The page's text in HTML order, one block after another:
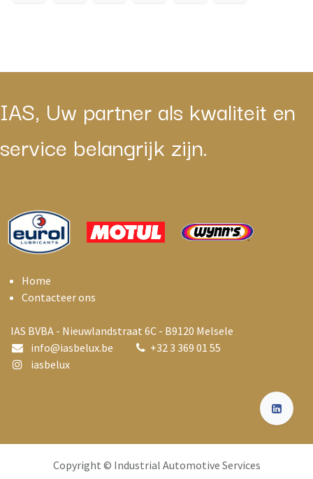
IAS, Uw partner als kwaliteit en
service belangrijk zijn.
Home
Contacteer ons
IAS BVBA - Nieuwlandstraat 6C - B9120 Melsele
info@iasbelux.be +32 3 369 01 55
iasbelux
Copyright © Industrial Automotive Services